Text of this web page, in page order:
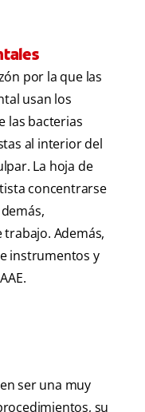
por la que las
usan los
las bacterias
al interior del
La hoja de
concentrarse
Además,
instrumentos y
ser una muy
su